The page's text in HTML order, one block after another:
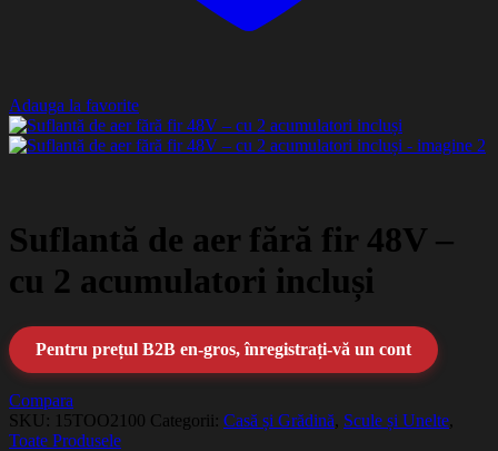
Adauga la favorite
Suflantă de aer fără fir 48V –
cu 2 acumulatori incluși
Pentru prețul B2B en-gros, înregistrați-vă un cont
Compara
SKU: 15TOO2100 Categorii: Casă și Grădină, Scule și Unelte,
Toate Produsele